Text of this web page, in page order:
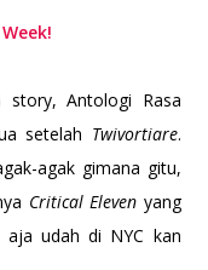
Antologi Rasa
setelah Twivortiare.
agak gimana gitu,
Critical Eleven yang
aja udah di NYC kan